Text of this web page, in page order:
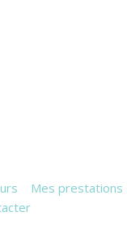
Mes prestations